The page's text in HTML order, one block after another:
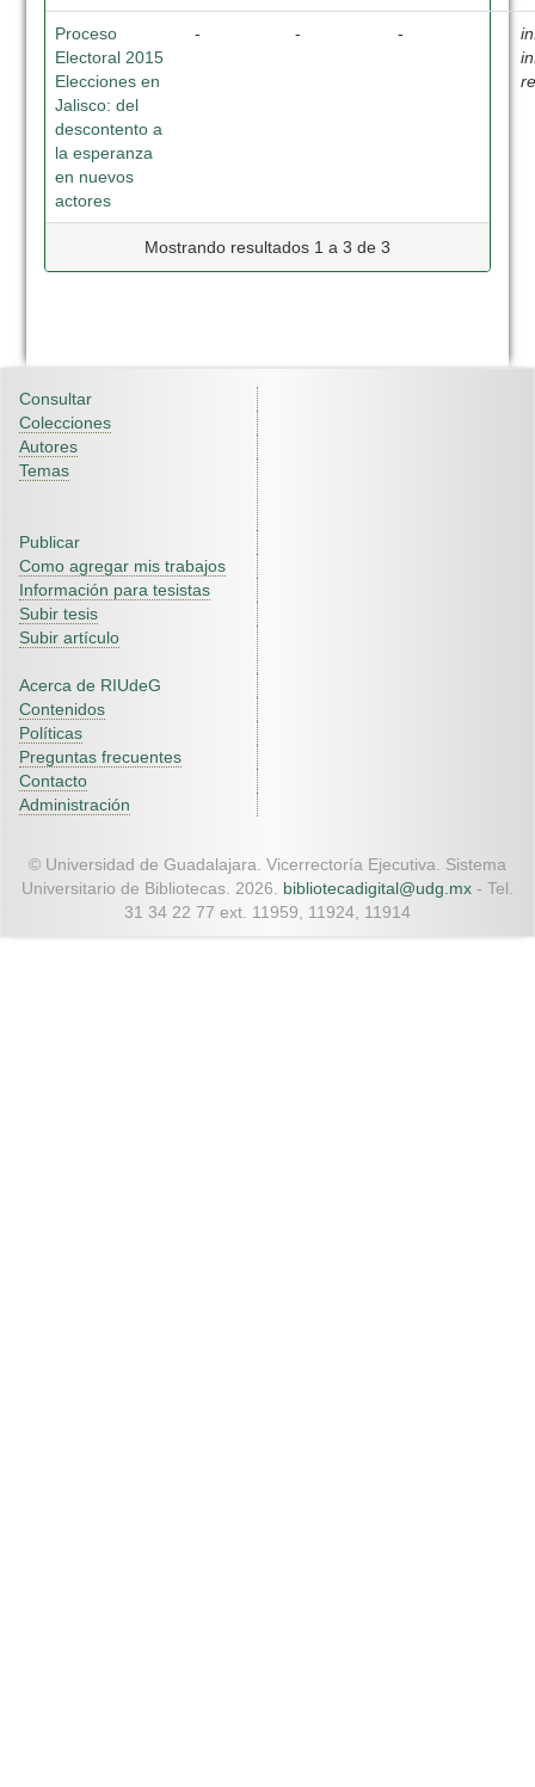
Proceso
Electoral 2015
Elecciones en
Jalisco: del
descontento a
la esperanza
en nuevos
actores
- - -
Mostrando resultados 1 a 3 de 3
Consultar
Colecciones
Autores
Temas
Publicar
Como agregar mis trabajos
Información para tesistas
Subir tesis
Subir artículo
Acerca de RIUdeG
Contenidos
Políticas
Preguntas frecuentes
Contacto
Administración
© Universidad de Guadalajara. Vicerrectoría Ejecutiva. Sistema
Universitario de Bibliotecas. 2026. bibliotecadigital@udg.mx - Tel.
31 34 22 77 ext. 11959, 11924, 11914